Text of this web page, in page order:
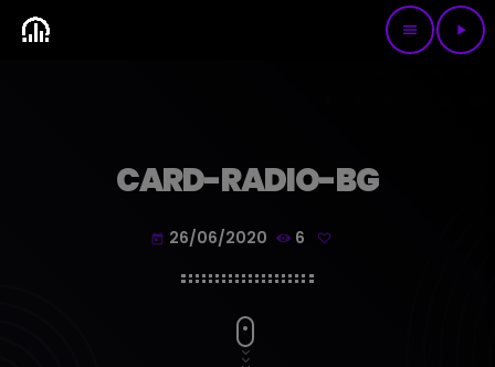
menu play_arrow
CARD-RADIO-BG
today 26/06/2020 6